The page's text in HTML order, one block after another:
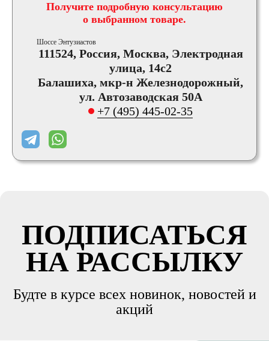
Получите подробную консультацию
о выбранном товаре.
Шоссе Энтузиастов
111524, Россия, Москва, Электродная
улица, 14с2
Балашиха, мкр-н Железнодорожный,
ул. Автозаводская 50А
+7 (495) 445-02-35
ПОДПИСАТЬСЯ
НА РАССЫЛКУ
Будте в курсе всех новинок, новостей и
акций